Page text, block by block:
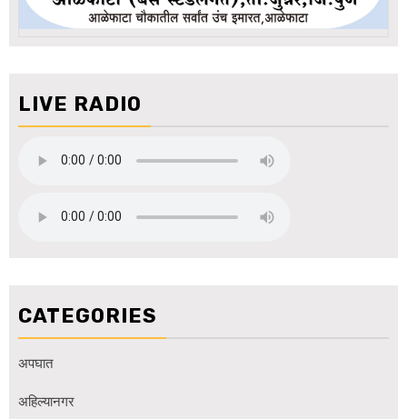
LIVE RADIO
CATEGORIES
अपघात
अहिल्यानगर